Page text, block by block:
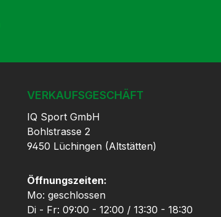
VERKAUFSGESCHÄFT
IQ Sport GmbH
Bohlstrasse 2
9450 Lüchingen (Altstätten)
Öffnungszeiten:
Mo: geschlossen
Di - Fr: 09:00 - 12:00 / 13:30 - 18:30